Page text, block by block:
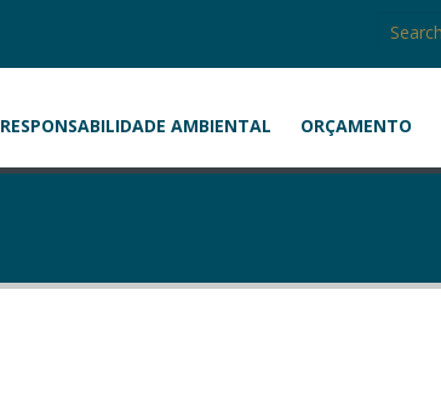
RESPONSABILIDADE AMBIENTAL ORÇAMENTO